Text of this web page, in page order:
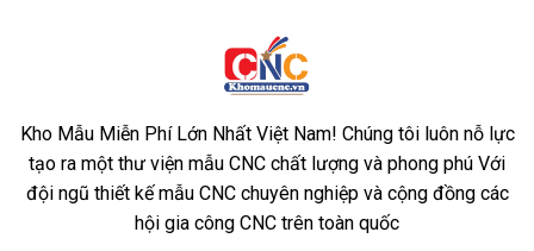
Kho Mẫu Miễn Phí Lớn Nhất Việt Nam! Chúng tôi luôn nỗ lực
tạo ra một thư viện mẫu CNC chất lượng và phong phú Với
đội ngũ thiết kế mẫu CNC chuyên nghiệp và cộng đồng các
hội gia công CNC trên toàn quốc